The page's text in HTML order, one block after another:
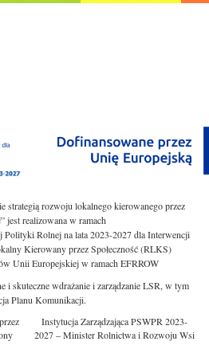
strategią rozwoju lokalnego kierowanego przez
jest realizowana w ramach
Polityki Rolnej na lata 2023-2027 dla Interwencji
Kierowany przez Społeczność (RLKS)
Unii Europejskiej w ramach EFRROW
i skuteczne wdrażanie i zarządzanie LSR, w tym
Planu Komunikacji.
Instytucja Zarządzająca PSWPR 2023-
2027 – Minister Rolnictwa i Rozwoju Wsi